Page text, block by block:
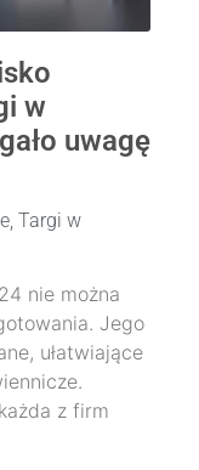
w
uwagę
, Targi w
nie można
Jego
ułatwiające
z firm